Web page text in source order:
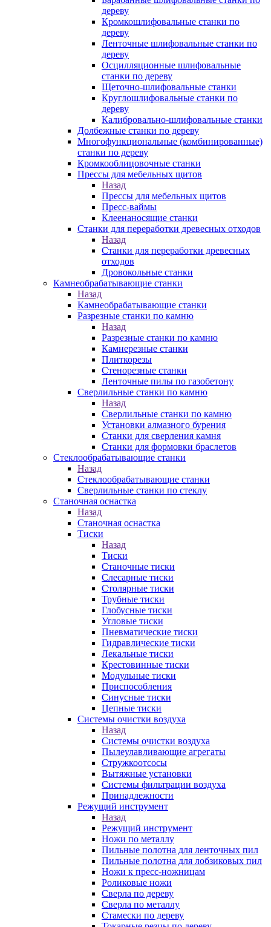
дереву
Кромкошлифовальные станки по
дереву
Ленточные шлифовальные станки по
дереву
Осцилляционные шлифовальные
станки по дереву
Щеточно-шлифовальные станки
Круглошлифовальные станки по
дереву
Калибровально-шлифовальные станки
Долбежные станки по дереву
Многофункциональные (комбинированные)
станки по дереву
Кромкооблицовочные станки
Прессы для мебельных щитов
Назад
Прессы для мебельных щитов
Пресс-ваймы
Клеенаносящие станки
Станки для переработки древесных отходов
Назад
Станки для переработки древесных
отходов
Дровокольные станки
Камнеобрабатывающие станки
Назад
Камнеобрабатывающие станки
Разрезные станки по камню
Назад
Разрезные станки по камню
Камнерезные станки
Плиткорезы
Стенорезные станки
Ленточные пилы по газобетону
Сверлильные станки по камню
Назад
Сверлильные станки по камню
Установки алмазного бурения
Станки для сверления камня
Станки для формовки браслетов
Стеклообрабатывающие станки
Назад
Стеклообрабатывающие станки
Сверлильные станки по стеклу
Станочная оснастка
Назад
Станочная оснастка
Тиски
Назад
Тиски
Станочные тиски
Слесарные тиски
Столярные тиски
Трубные тиски
Глобусные тиски
Угловые тиски
Пневматические тиски
Гидравлические тиски
Лекальные тиски
Крестовинные тиски
Модульные тиски
Приспособления
Синусные тиски
Цепные тиски
Системы очистки воздуха
Назад
Системы очистки воздуха
Пылеулавливающие агрегаты
Стружкоотсосы
Вытяжные установки
Системы фильтрации воздуха
Принадлежности
Режущий инструмент
Назад
Режущий инструмент
Ножи по металлу
Пильные полотна для ленточных пил
Пильные полотна для лобзиковых пил
Ножи к пресс-ножницам
Роликовые ножи
Сверла по дереву
Сверла по металлу
Стамески по дереву